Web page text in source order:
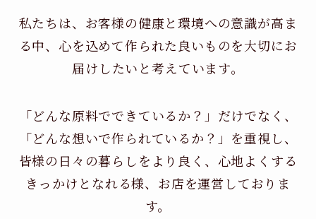
私たちは、お客様の健康と環境への意識が高ま
る中、 心を込めて作られた良いものを大切にお
届けしたいと考えています。
「どんな原料でできているか？」だけでなく、
「どんな想いで作られているか？」を重視し、
皆様の日々の暮らしをより良く、心地よくする
きっかけとなれる様、お店を運営しておりま
す。